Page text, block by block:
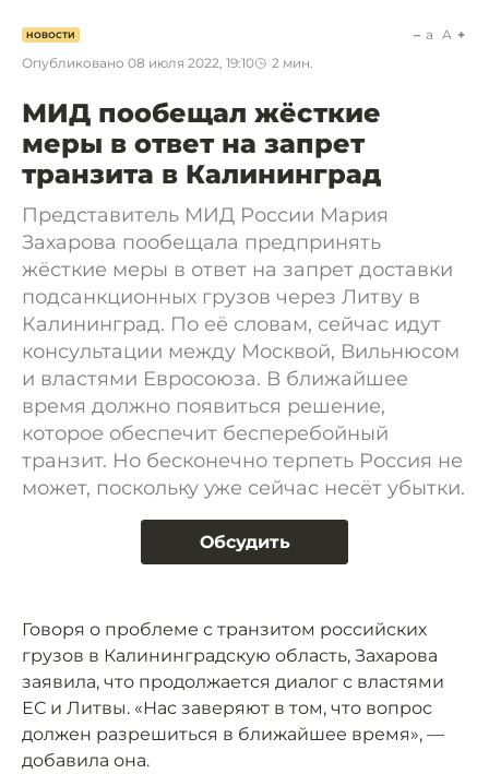
НОВОСТИ
Опубликовано 08 июля 2022, 19:10 2 мин.
a A
МИД пообещал жёсткие
меры в ответ на запрет
транзита в Калининград
Представитель МИД России Мария
Захарова пообещала предпринять
жёсткие меры в ответ на запрет доставки
подсанкционных грузов через Литву в
Калининград. По её словам, сейчас идут
консультации между Москвой, Вильнюсом
и властями Евросоюза. В ближайшее
время должно появиться решение,
которое обеспечит бесперебойный
транзит. Но бесконечно терпеть Россия не
может, поскольку уже сейчас несёт убытки.
Обсудить
Говоря о проблеме с транзитом российских
грузов в Калининградскую область, Захарова
заявила, что продолжается диалог с властями
ЕС и Литвы. «Нас заверяют в том, что вопрос
должен разрешиться в ближайшее время», —
добавила она.